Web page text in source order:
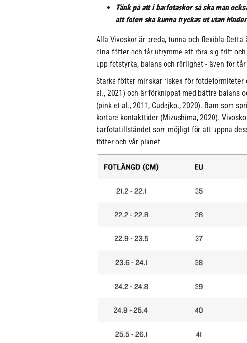
Tänk på att i barfotaskor så ska man
att foten ska kunna tryckas ut utan hinder
Alla Vivoskor är breda, tunna och flexibla
dina fötter och tår utrymme att röra sig fritt
upp fotstyrka, balans och rörlighet - även för
Starka fötter minskar risken för fotdeformiteter
al., 2021) och är förknippat med bättre balans
(pink et al., 2011, Cudejko., 2020). Barn som
kortare kontakttider (Mizushima, 2020).
barfotatillståndet som möjligt för att uppnå
fötter och vår planet.